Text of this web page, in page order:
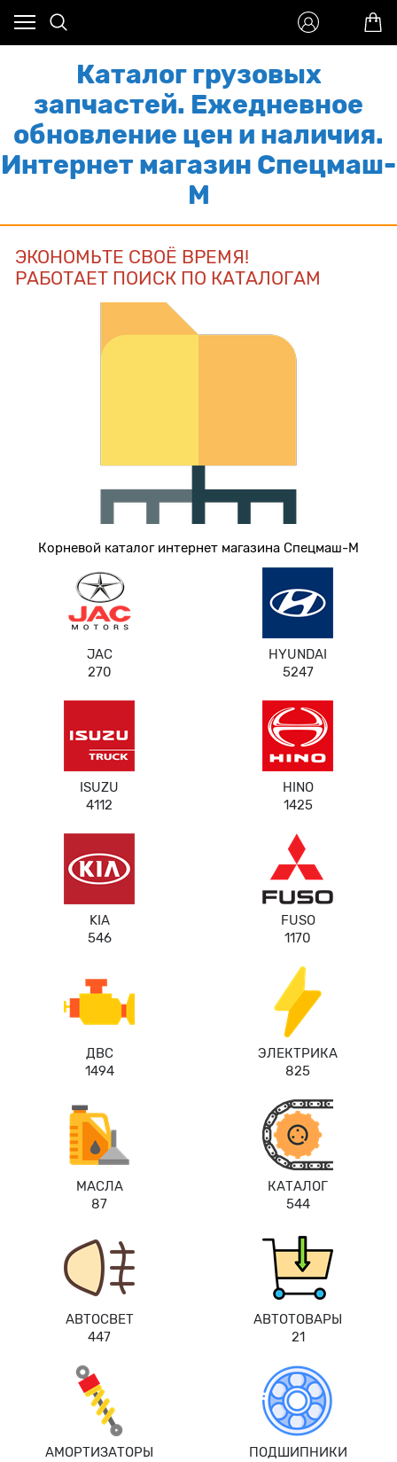
Каталог грузовых
запчастей. Ежедневное
обновление цен и наличия.
Интернет магазин Спецмаш-
М
ЭКОНОМЬТЕ СВОЁ ВРЕМЯ!
РАБОТАЕТ ПОИСК ПО КАТАЛОГАМ
Корневой каталог интернет магазина Спецмаш-М
JAC
270
HYUNDAI
5247
ISUZU
4112
HINO
1425
KIA
546
FUSO
1170
ДВС
1494
ЭЛЕКТРИКА
825
МАСЛА
87
КАТАЛОГ
544
АВТОСВЕТ
447
АВТОТОВАРЫ
21
АМОРТИЗАТОРЫ
ПОДШИПНИКИ